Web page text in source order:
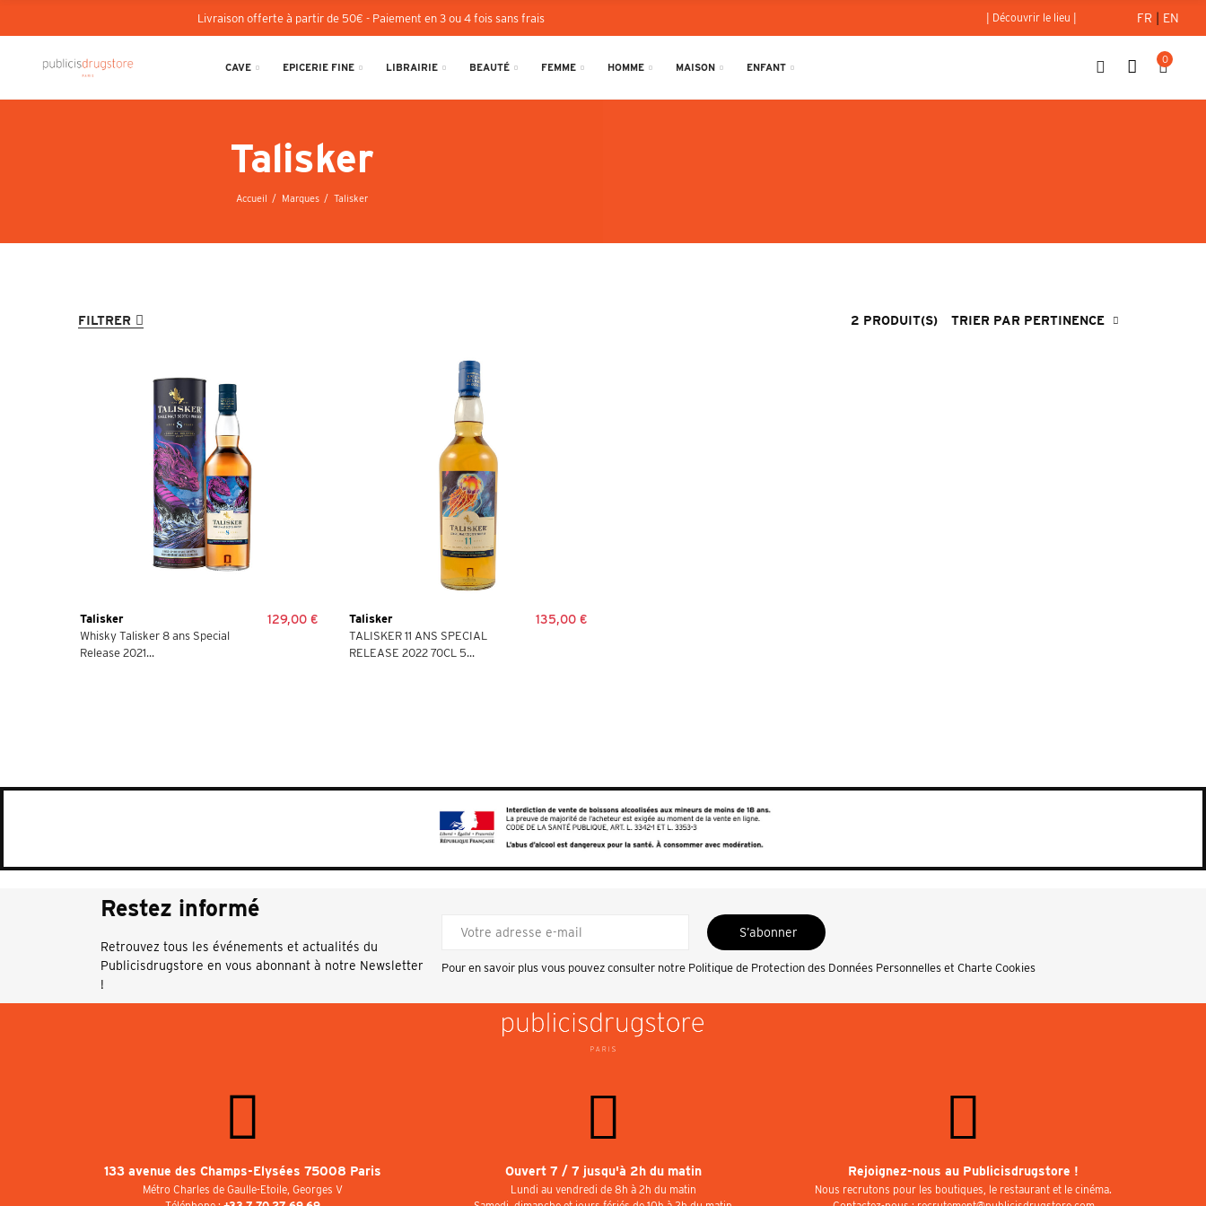
Livraison offerte à partir de 50€ - Paiement en 3 ou 4 fois sans frais | Découvrir le lieu | FR | EN
CAVE EPICERIE FINE LIBRAIRIE BEAUTÉ FEMME HOMME MAISON ENFANT
0
Talisker
Accueil Marques Talisker
FILTRER 2 PRODUIT(S) TRIER PAR PERTINENCE
Talisker
Whisky Talisker 8 ans Special
Release 2021...
129,00 €
Talisker
TALISKER 11 ANS SPECIAL
RELEASE 2022 70CL 5...
135,00 €
Restez informé
Retrouvez tous les événements et actualités du
Publicisdrugstore en vous abonnant à notre Newsletter
!
S’abonner
Pour en savoir plus vous pouvez consulter notre Politique de Protection des Données Personnelles et Charte Cookies
133 avenue des Champs-Elysées 75008 Paris
Métro Charles de Gaulle-Etoile, Georges V
Ouvert 7 / 7 jusqu'à 2h du matin
Lundi au vendredi de 8h à 2h du matin
Rejoignez-nous au Publicisdrugstore !
Nous recrutons pour les boutiques, le restaurant et le cinéma.